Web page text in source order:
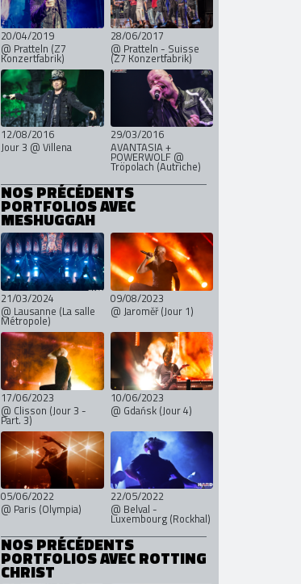
20/04/2019
@ Pratteln (Z7
Konzertfabrik)
28/06/2017
@ Pratteln - Suisse
(Z7 Konzertfabrik)
12/08/2016
Jour 3 @ Villena
29/03/2016
AVANTASIA +
POWERWOLF @
Tröpolach (Autriche)
NOS PRÉCÉDENTS
PORTFOLIOS AVEC
MESHUGGAH
21/03/2024
@ Lausanne (La salle
Métropole)
09/08/2023
@ Jaroměř (Jour 1)
17/06/2023
@ Clisson (Jour 3 -
Part. 3)
10/06/2023
@ Gdańsk (Jour 4)
05/06/2022
@ Paris (Olympia)
22/05/2022
@ Belval -
Luxembourg (Rockhal)
NOS PRÉCÉDENTS
PORTFOLIOS AVEC ROTTING
CHRIST